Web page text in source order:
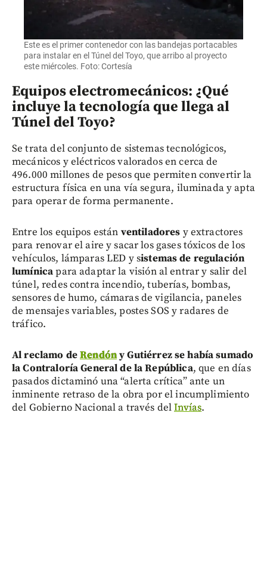
Este es el primer contenedor con las bandejas portacables
para instalar en el Túnel del Toyo, que arribo al proyecto
este miércoles. Foto: Cortesía
Equipos electromecánicos: ¿Qué
incluye la tecnología que llega al
Túnel del Toyo?
Se trata del conjunto de sistemas tecnológicos,
mecánicos y eléctricos valorados en cerca de
496.000 millones de pesos que permiten convertir la
estructura física en una vía segura, iluminada y apta
para operar de forma permanente.
Entre los equipos están ventiladores y extractores
para renovar el aire y sacar los gases tóxicos de los
vehículos, lámparas LED y sistemas de regulación
lumínicapara adaptar la visión al entrar y salir del
túnel, redes contra incendio, tuberías, bombas,
sensores de humo, cámaras de vigilancia, paneles
de mensajes variables, postes SOS y radares de
tráfico.
Al reclamo deRendóny Gutiérrez se había sumado
la Contraloría General de la República, que en días
pasados dictaminó una “alerta crítica” ante un
inminente retraso de la obra por el incumplimiento
del Gobierno Nacional a través delInvías.